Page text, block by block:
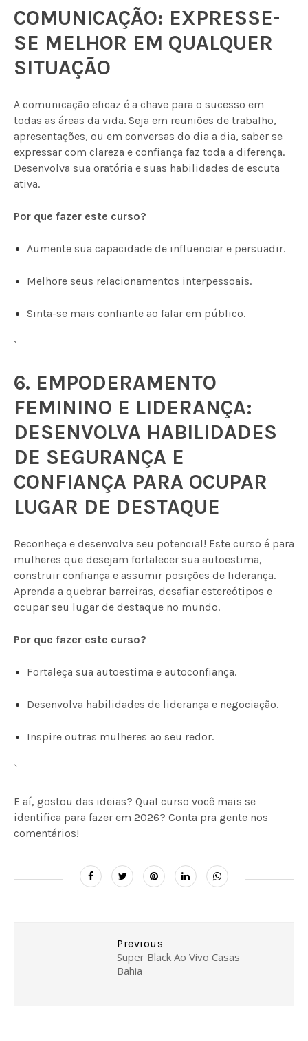
COMUNICAÇÃO: EXPRESSE-
SE MELHOR EM QUALQUER
SITUAÇÃO
A comunicação eficaz é a chave para o sucesso em
todas as áreas da vida. Seja em reuniões de trabalho,
apresentações, ou em conversas do dia a dia, saber se
expressar com clareza e confiança faz toda a diferença.
Desenvolva sua oratória e suas habilidades de escuta
ativa.
Por que fazer este curso?
Aumente sua capacidade de influenciar e persuadir.
Melhore seus relacionamentos interpessoais.
Sinta-se mais confiante ao falar em público.
`
6. EMPODERAMENTO
FEMININO E LIDERANÇA:
DESENVOLVA HABILIDADES
DE SEGURANÇA E
CONFIANÇA PARA OCUPAR
LUGAR DE DESTAQUE
Reconheça e desenvolva seu potencial! Este curso é para
mulheres que desejam fortalecer sua autoestima,
construir confiança e assumir posições de liderança.
Aprenda a quebrar barreiras, desafiar estereótipos e
ocupar seu lugar de destaque no mundo.
Por que fazer este curso?
Fortaleça sua autoestima e autoconfiança.
Desenvolva habilidades de liderança e negociação.
Inspire outras mulheres ao seu redor.
`
E aí, gostou das ideias? Qual curso você mais se
identifica para fazer em 2026? Conta pra gente nos
comentários!
Previous
Super Black Ao Vivo Casas
Bahia